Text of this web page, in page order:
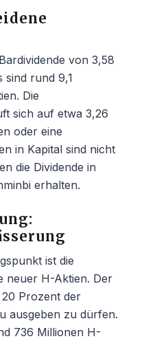
von 3,58
sind rund 9,1
Die
sich auf etwa 3,26
oder eine
in Kapital sind nicht
die Dividende in
erhalten.
ist die
neuer H-Aktien. Der
Prozent der
ausgeben zu dürfen.
736 Millionen H-